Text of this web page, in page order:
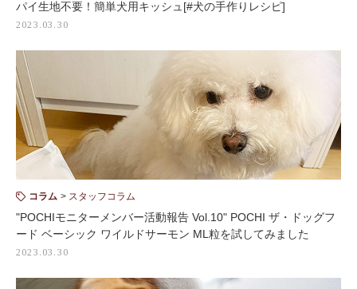
パイ生地不要！簡単犬用キッシュ[#犬の手作りレシピ]
2023.03.30
コラム スタッフコラム
"POCHIモニターメンバー活動報告 Vol.10" POCHI ザ・ドッグフ
ード ベーシック ワイルドサーモン ML粒を試してみました
2023.03.30